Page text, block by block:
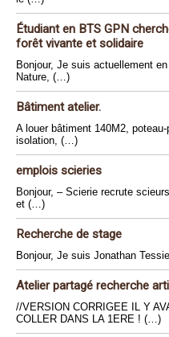
Étudiant en BTS GPN
forêt vivante et solidaire
Bonjour, Je suis actuellement
Nature, (…)
Bâtiment atelier.
A louer bâtiment 140M2,
isolation, (…)
emplois scieries
Bonjour, – Scierie recrute
et (…)
Recherche de stage
Bonjour, Je suis Jonathan
Atelier partagé recherche
//VERSION CORRIGEE IL Y
COLLER DANS LA 1ERE ! (…)